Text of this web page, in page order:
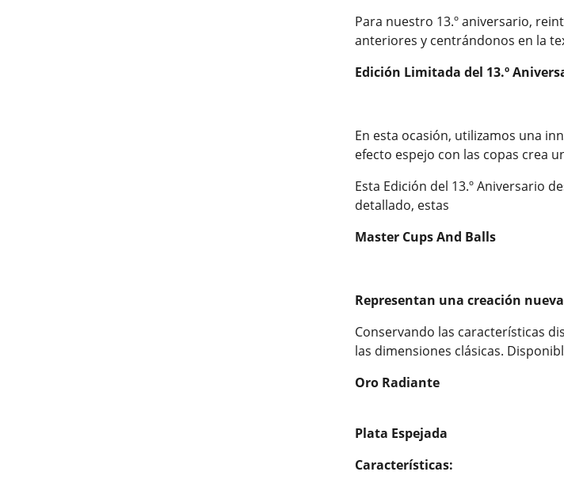
Para nuestro 13.º aniversario,
anteriores y centrándonos en la
Edición Limitada del 13.º
En esta ocasión, utilizamos una
efecto espejo con las copas crea
Esta Edición del 13.º Aniversario
detallado, estas
Master Cups And Balls
Representan una creación
Conservando las características
las dimensiones clásicas.
Oro Radiante
Plata Espejada
Características: